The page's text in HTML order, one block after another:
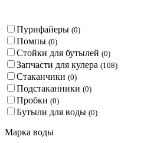
Пурифайеры (0)
Помпы (0)
Стойки для бутылей (0)
Запчасти для кулера (108)
Стаканчики (0)
Подстаканники (0)
Пробки (0)
Бутыли для воды (0)
Марка воды